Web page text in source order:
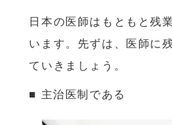
日本の医師はもともと残
います。先ずは、医師に
ていきましょう。
■ 主治医制である